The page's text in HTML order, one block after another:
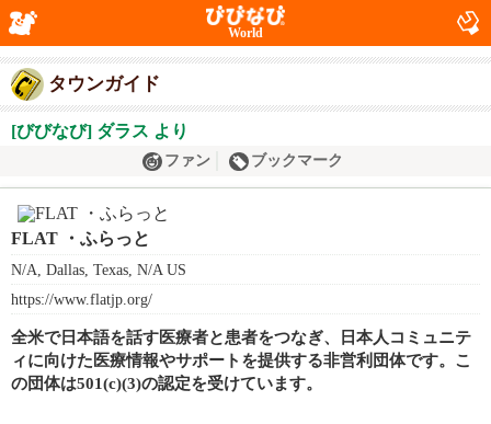
World
タウンガイド
[びびなび] ダラス より
ファン ブックマーク
FLAT ・ふらっと
N/A, Dallas, Texas, N/A US
https://www.flatjp.org/
全米で日本語を話す医療者と患者をつなぎ、日本人コミュニテ
ィに向けた医療情報やサポートを提供する非営利団体です。こ
の団体は501(c)(3)の認定を受けています。